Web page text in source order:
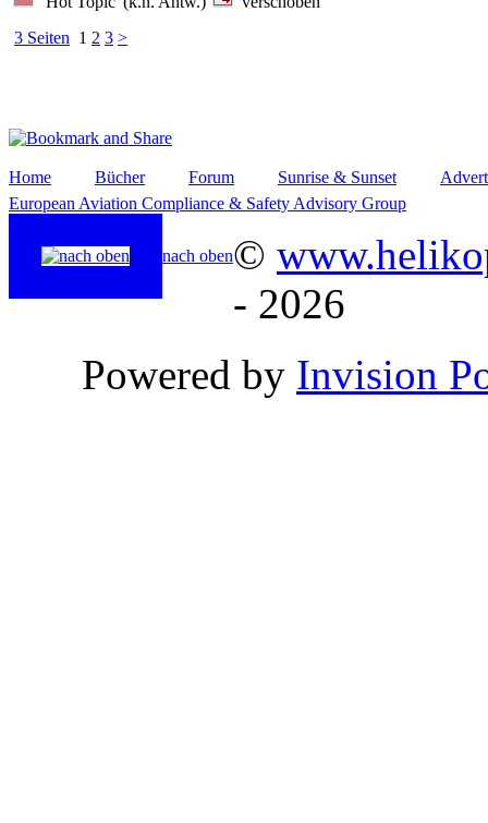
3 Seiten 1 2 3 >
Home Bücher Forum Sunrise & Sunset
European Aviation Compliance & Safety Advisory Group
nach oben©
- 2026
Powered by Invision